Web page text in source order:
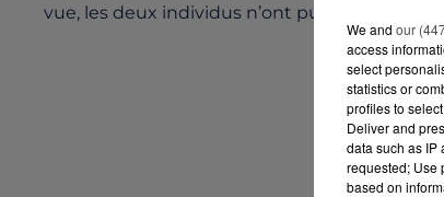
vue, les deux individus n’ont pu que
We and our
access
select
statistics or
profiles to
Deliver and
data such as IP
requested; Use
based on